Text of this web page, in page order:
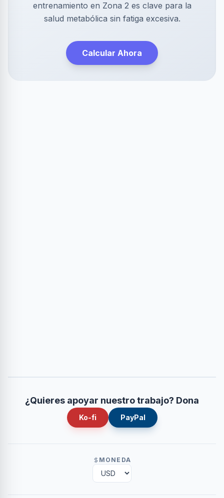
entrenamiento en Zona 2 es clave para la
salud metabólica sin fatiga excesiva.
Calcular Ahora
¿Quieres apoyar nuestro trabajo? Dona
Ko-fi PayPal
MONEDA